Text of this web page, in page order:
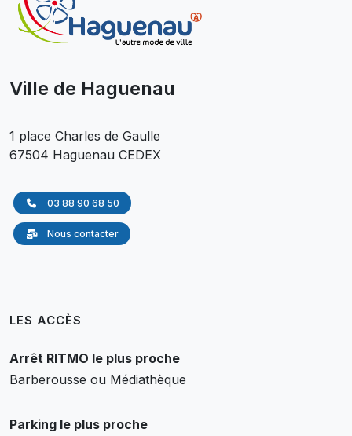
Ville de Haguenau
1 place Charles de Gaulle
67504 Haguenau CEDEX
03 88 90 68 50
Nous contacter
LES ACCÈS
Arrêt RITMO le plus proche
Barberousse ou Médiathèque
Parking le plus proche